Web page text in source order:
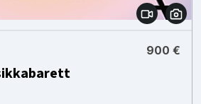
900 €